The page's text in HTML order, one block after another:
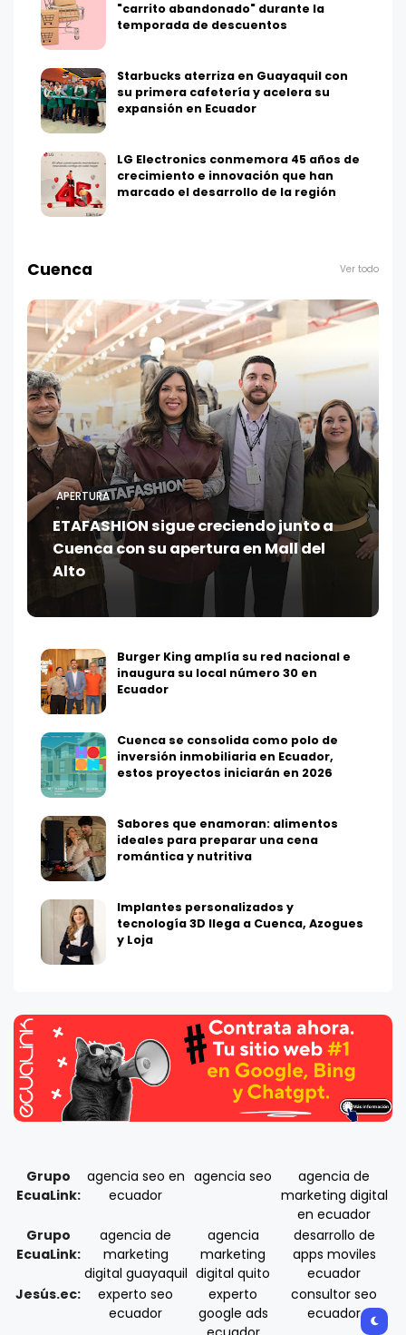
"carrito abandonado" durante la
temporada de descuentos
Starbucks aterriza en Guayaquil con
su primera cafetería y acelera su
expansión en Ecuador
LG Electronics conmemora 45 años de
crecimiento e innovación que han
marcado el desarrollo de la región
Cuenca Ver todo
APERTURA
ETAFASHION sigue creciendo junto a
Cuenca con su apertura en Mall del
Alto
Burger King amplía su red nacional e
inaugura su local número 30 en
Ecuador
Cuenca se consolida como polo de
inversión inmobiliaria en Ecuador,
estos proyectos iniciarán en 2026
Sabores que enamoran: alimentos
ideales para preparar una cena
romántica y nutritiva
Implantes personalizados y
tecnología 3D llega a Cuenca, Azogues
y Loja
Grupo
EcuaLink:
agencia seo en
ecuador
agencia seo
agencia de
marketing digital
en ecuador
Grupo
EcuaLink:
agencia de
marketing
digital guayaquil
agencia
marketing
digital quito
desarrollo de
apps moviles
ecuador
Jesús.ec:
experto seo
ecuador
experto
google ads
consultor seo
ecuador